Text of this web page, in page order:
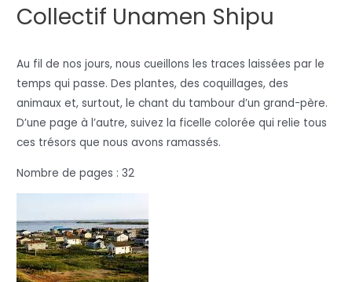
Collectif Unamen Shipu
Au fil de nos jours, nous cueillons les traces laissées par le
temps qui passe. Des plantes, des coquillages, des
animaux et, surtout, le chant du tambour d’un grand-père.
D’une page à l’autre, suivez la ficelle colorée qui relie tous
ces trésors que nous avons ramassés.
Nombre de pages : 32